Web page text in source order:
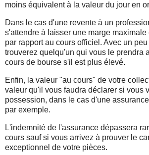
moins équivalent à la valeur du jour en
Dans le cas d'une revente à un
s'attendre à laisser une marge
par rapport au cours officiel. Avec un
trouverez quelqu'un qui vous le prendra
cours de bourse s'il est plus élevé.
Enfin, la valeur "au cours" de votre
valeur qu'il vous faudra déclarer si vous
possession, dans le cas d'une
par exemple.
L'indemnité de l'assurance dépassera
cours sauf si vous arrivez à prouver le
exceptionnel de votre pièces.